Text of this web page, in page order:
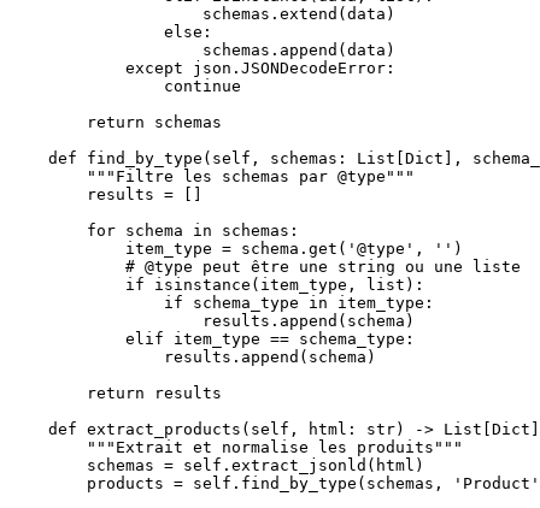
                    schemas.extend(data)
                else:
                    schemas.append(data)
            except json.JSONDecodeError:
                continue
        return schemas
def find_by_type(self, schemas: List[Dict],
        """Filtre les schemas par @type"""
        results = []
        for schema in schemas:
            item_type = schema.get('@type', '')
            # @type peut être une string ou une liste
            if isinstance(item_type, list):
                if schema_type in item_type:
                    results.append(schema)
            elif item_type == schema_type:
                results.append(schema)
        return results
def extract_products(self, html: str) ->
        """Extrait et normalise les produits"""
        schemas = self.extract_jsonld(html)
products = self.find_by_type(schemas,